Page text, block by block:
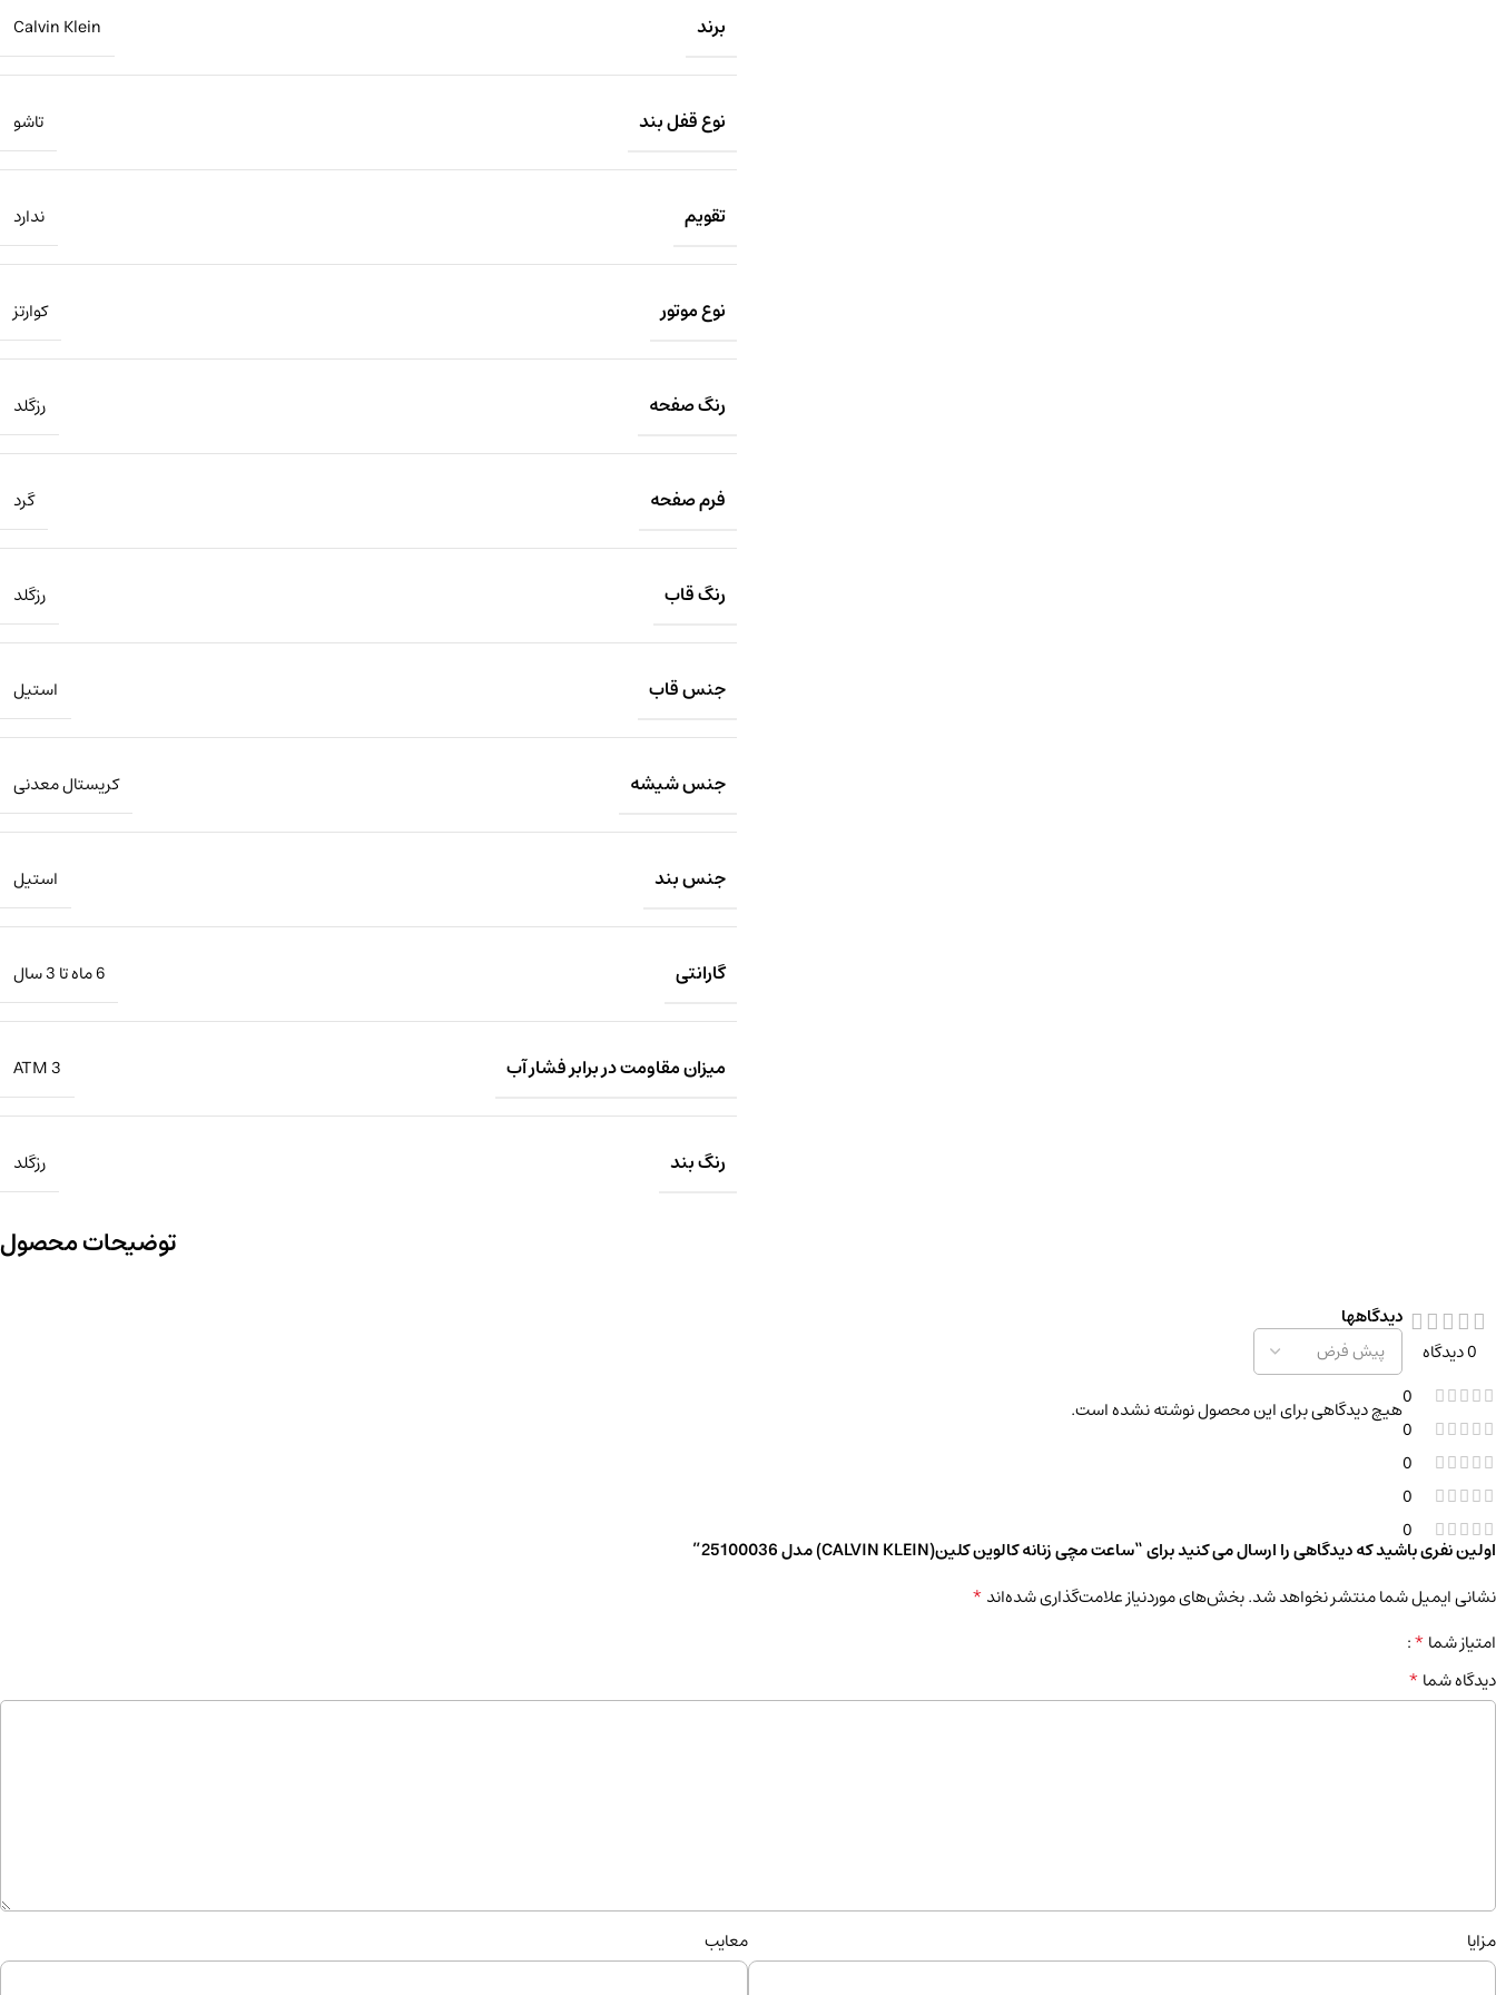
برند Calvin Klein
نوع قفل بند تاشو
تقویم ندارد
نوع موتور کوارتز
رنگ صفحه رزگلد
فرم صفحه گرد
رنگ قاب رزگلد
جنس قاب استیل
جنس شیشه کریستال معدنی
جنس بند استیل
گارانتی 6 ماه تا 3 سال
میزان مقاومت در برابر فشار آب 3 ATM
رنگ بند رزگلد
توضیحات محصول
0 دیدگاه
0
0
0
0
0
دیدگاهها
هیچ دیدگاهی برای این محصول نوشته نشده است.
اولین نفری باشید که دیدگاهی را ارسال می کنید برای “ساعت مچی زنانه کالوین کلین(CALVIN KLEIN) مدل 25100036”
نشانی ایمیل شما منتشر نخواهد شد.بخش‌های موردنیاز علامت‌گذاری شده‌اند*
امتیاز شما*
دیدگاه شما*
مزایا معایب